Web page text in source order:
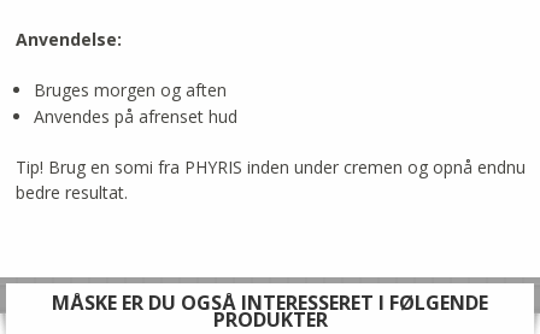
Anvendelse:
Bruges morgen og aften
Anvendes på afrenset hud
Tip! Brug en somi fra PHYRIS inden under cremen og opnå endnu
bedre resultat.
MÅSKE ER DU OGSÅ INTERESSERET I FØLGENDE
PRODUKTER